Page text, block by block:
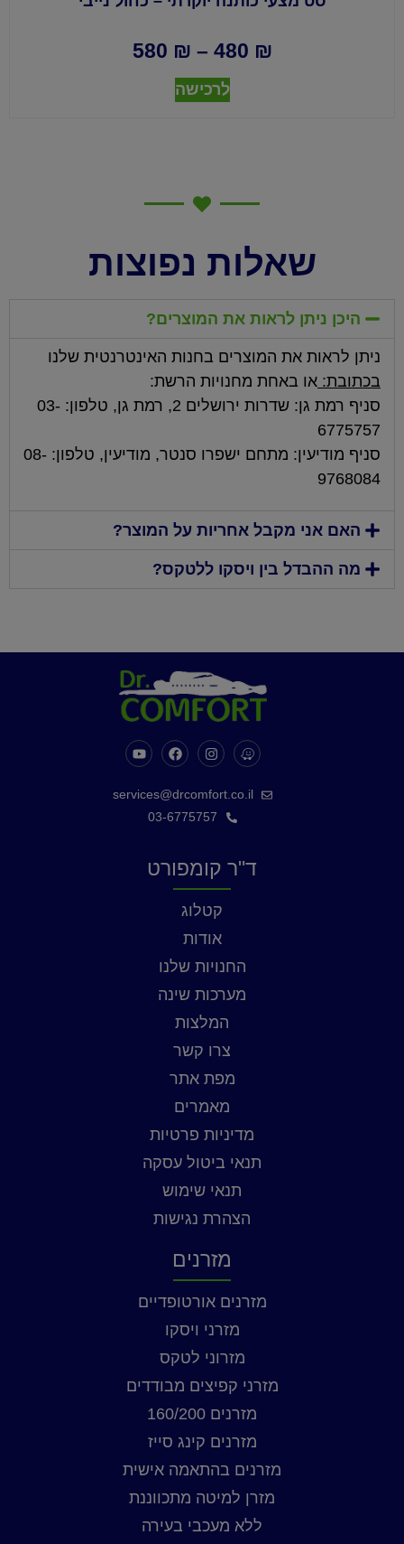
₪
–
₪
לרכישה
שאלות נפוצות
היכן ניתן לראות את המוצרים?
ניתן לראות את המוצרים בחנות האינטרנטית שלנו
בכתובת: או באחת מחנויות הרשת:
סניף רמת גן: שדרות ירושלים 2, רמת גן, טלפון: 03-
6775757
סניף מודיעין: מתחם ישפרו סנטר, מודיעין, טלפון: 08-
9768084
האם אני מקבל אחריות על המוצר?
מה ההבדל בין ויסקו ללטקס?
services@drcomfort.co.il
03-6775757
ד"ר קומפורט
קטלוג
אודות
החנויות שלנו
מערכות שינה
המלצות
צרו קשר
מפת אתר
מאמרים
מדיניות פרטיות
תנאי ביטול עסקה
תנאי שימוש
הצהרת נגישות
מזרנים
מזרנים אורטופדיים
מזרני ויסקו
מזרוני לטקס
מזרני קפיצים מבודדים
מזרנים 160/200
מזרנים קינג סייז
מזרנים בהתאמה אישית
מזרן למיטה מתכווננת
ללא מעכבי בעירה